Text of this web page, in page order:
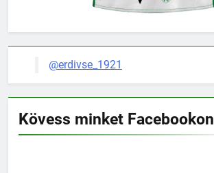
@erdivse_1921
Kövess minket Facebookon